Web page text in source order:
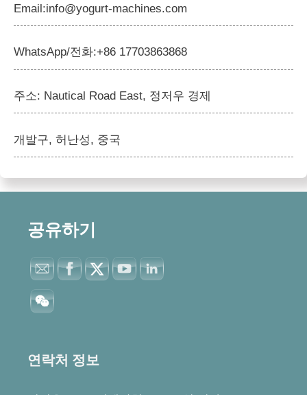
Email:info@yogurt-machines.com
WhatsApp/전화:+86 17703863868
주소: Nautical Road East, 정저우 경제
개발구, 허난성, 중국
공유하기
연락처 정보